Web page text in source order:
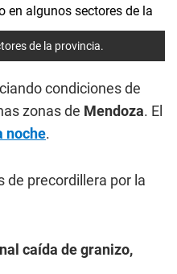
de la provincia.
condiciones de
zonas de Mendoza. El
noche.
de precordillera por la
caída de granizo,